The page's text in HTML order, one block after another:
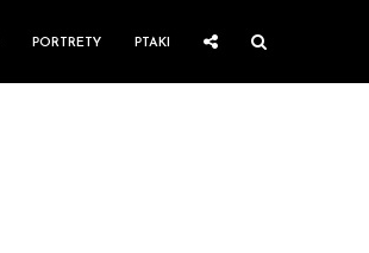
PORTRETY PTAKI